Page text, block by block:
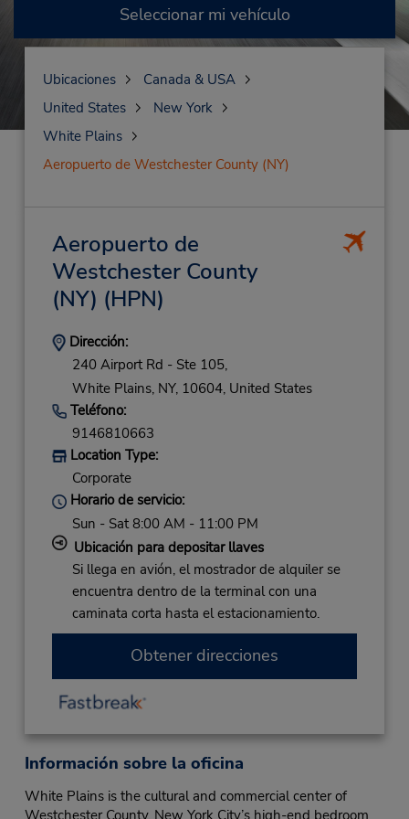
Seleccionar mi vehículo
Ubicaciones
Canada & USA
United States
New York
White Plains
Aeropuerto de Westchester County (NY)
Aeropuerto de
Westchester County
(NY) (HPN)
Dirección:
240 Airport Rd - Ste 105,
White Plains, NY, 10604, United States
Teléfono:
9146810663
Location Type:
Corporate
Horario de servicio:
Sun - Sat 8:00 AM - 11:00 PM
Ubicación para depositar llaves
Si llega en avión, el mostrador de alquiler se
encuentra dentro de la terminal con una
caminata corta hasta el estacionamiento.
Obtener direcciones
Información sobre la oficina
White Plains is the cultural and commercial center of